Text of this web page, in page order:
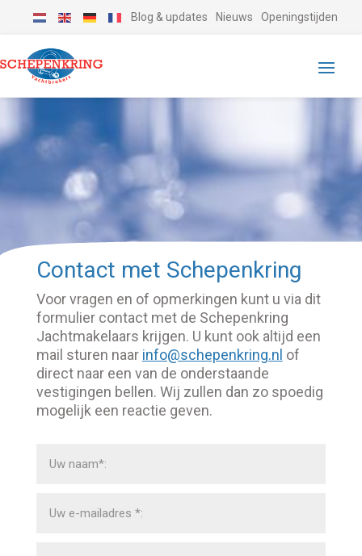
Blog & updates Nieuws Openingstijden
Contact met Schepenkring
Voor vragen en of opmerkingen kunt u via dit
formulier contact met de Schepenkring
Jachtmakelaars krijgen. U kunt ook altijd een
mail sturen naar info@schepenkring.nl of
direct naar een van de onderstaande
vestigingen bellen. Wij zullen dan zo spoedig
mogelijk een reactie geven.